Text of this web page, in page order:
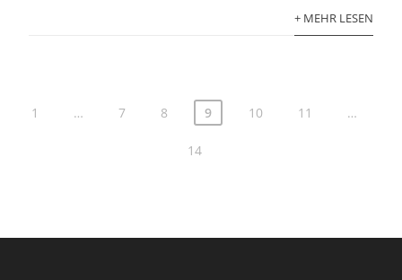
+ MEHR LESEN
1 … 7 8 9 10 11 …
14